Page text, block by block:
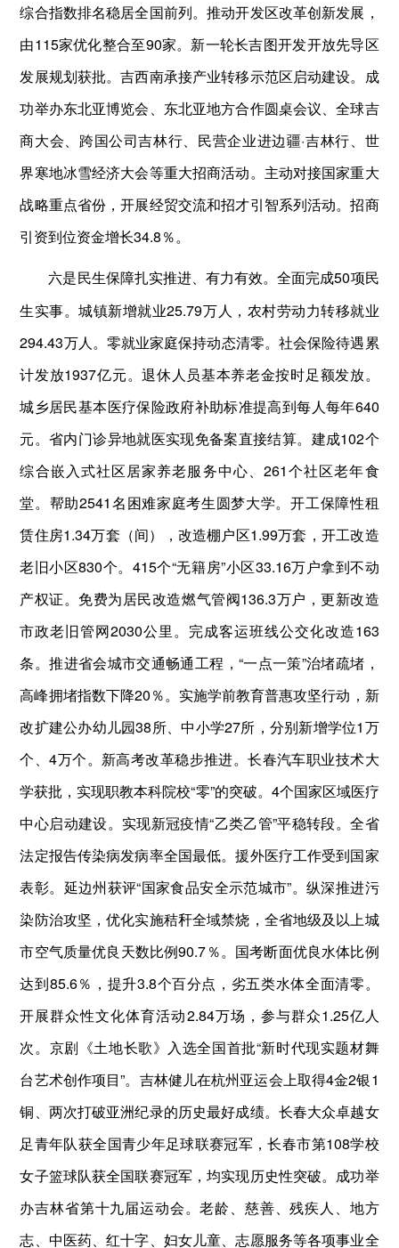
综合指数排名稳居全国前列。推动开发区改革创新发展，
由115家优化整合至90家。新一轮长吉图开发开放先导区
发展规划获批。吉西南承接产业转移示范区启动建设。成
功举办东北亚博览会、东北亚地方合作圆桌会议、全球吉
商大会、跨国公司吉林行、民营企业进边疆·吉林行、世
界寒地冰雪经济大会等重大招商活动。主动对接国家重大
战略重点省份，开展经贸交流和招才引智系列活动。招商
引资到位资金增长34.8％。
六是民生保障扎实推进、有力有效。全面完成50项民
生实事。城镇新增就业25.79万人，农村劳动力转移就业
294.43万人。零就业家庭保持动态清零。社会保险待遇累
计发放1937亿元。退休人员基本养老金按时足额发放。
城乡居民基本医疗保险政府补助标准提高到每人每年640
元。省内门诊异地就医实现免备案直接结算。建成102个
综合嵌入式社区居家养老服务中心、261个社区老年食
堂。帮助2541名困难家庭考生圆梦大学。开工保障性租
赁住房1.34万套（间），改造棚户区1.99万套，开工改造
老旧小区830个。415个“无籍房”小区33.16万户拿到不动
产权证。免费为居民改造燃气管阀136.3万户，更新改造
市政老旧管网2030公里。完成客运班线公交化改造163
条。推进省会城市交通畅通工程，“一点一策”治堵疏堵，
高峰拥堵指数下降20％。实施学前教育普惠攻坚行动，新
改扩建公办幼儿园38所、中小学27所，分别新增学位1万
个、4万个。新高考改革稳步推进。长春汽车职业技术大
学获批，实现职教本科院校“零”的突破。4个国家区域医疗
中心启动建设。实现新冠疫情“乙类乙管”平稳转段。全省
法定报告传染病发病率全国最低。援外医疗工作受到国家
表彰。延边州获评“国家食品安全示范城市”。纵深推进污
染防治攻坚，优化实施秸秆全域禁烧，全省地级及以上城
市空气质量优良天数比例90.7％。国考断面优良水体比例
达到85.6％，提升3.8个百分点，劣五类水体全面清零。
开展群众性文化体育活动2.84万场，参与群众1.25亿人
次。京剧《土地长歌》入选全国首批“新时代现实题材舞
台艺术创作项目”。吉林健儿在杭州亚运会上取得4金2银1
铜、两次打破亚洲纪录的历史最好成绩。长春大众卓越女
足青年队获全国青少年足球联赛冠军，长春市第108学校
女子篮球队获全国联赛冠军，均实现历史性突破。成功举
办吉林省第十九届运动会。老龄、慈善、残疾人、地方
志、中医药、红十字、妇女儿童、志愿服务等各项事业全